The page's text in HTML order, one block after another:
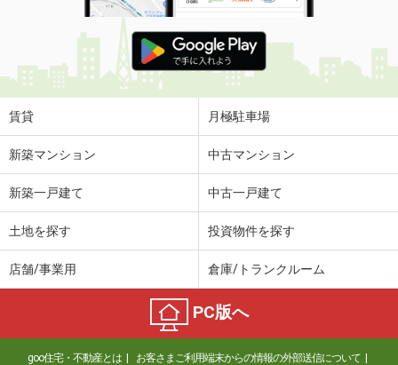
賃貸 月極駐車場
新築マンション 中古マンション
新築一戸建て 中古一戸建て
土地を探す 投資物件を探す
店舗/事業用 倉庫/トランクルーム
PC版へ
goo住宅・不動産とは お客さまご利用端末からの情報の外部送信について